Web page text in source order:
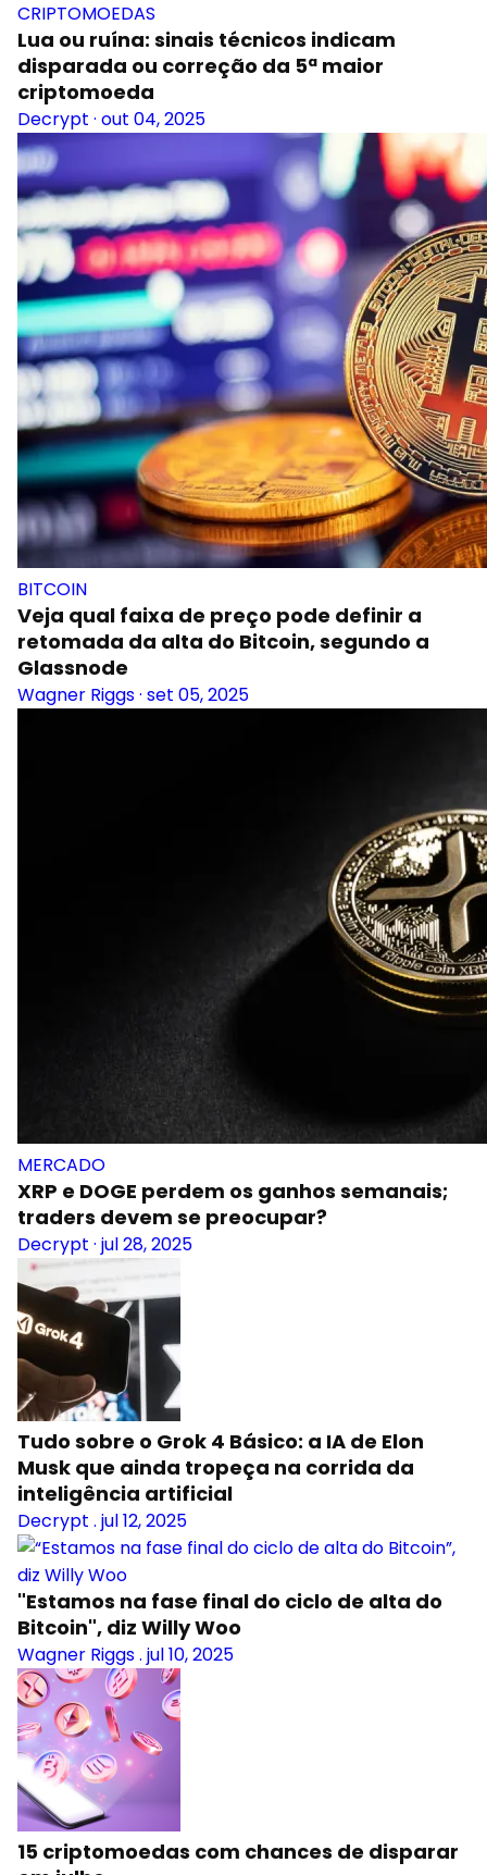
CRIPTOMOEDAS
Lua ou ruína: sinais técnicos indicam
disparada ou correção da 5ª maior
criptomoeda
Decrypt · out 04, 2025
BITCOIN
Veja qual faixa de preço pode definir a
retomada da alta do Bitcoin, segundo a
Glassnode
Wagner Riggs· set 05, 2025
MERCADO
XRP e DOGE perdem os ganhos semanais;
traders devem se preocupar?
Decrypt · jul 28, 2025
Tudo sobre o Grok 4 Básico: a IA de Elon
Musk que ainda tropeça na corrida da
inteligência artificial
Decrypt . jul 12, 2025
"Estamos na fase final do ciclo de alta do
Bitcoin", diz Willy Woo
Wagner Riggs. jul 10, 2025
15 criptomoedas com chances de disparar